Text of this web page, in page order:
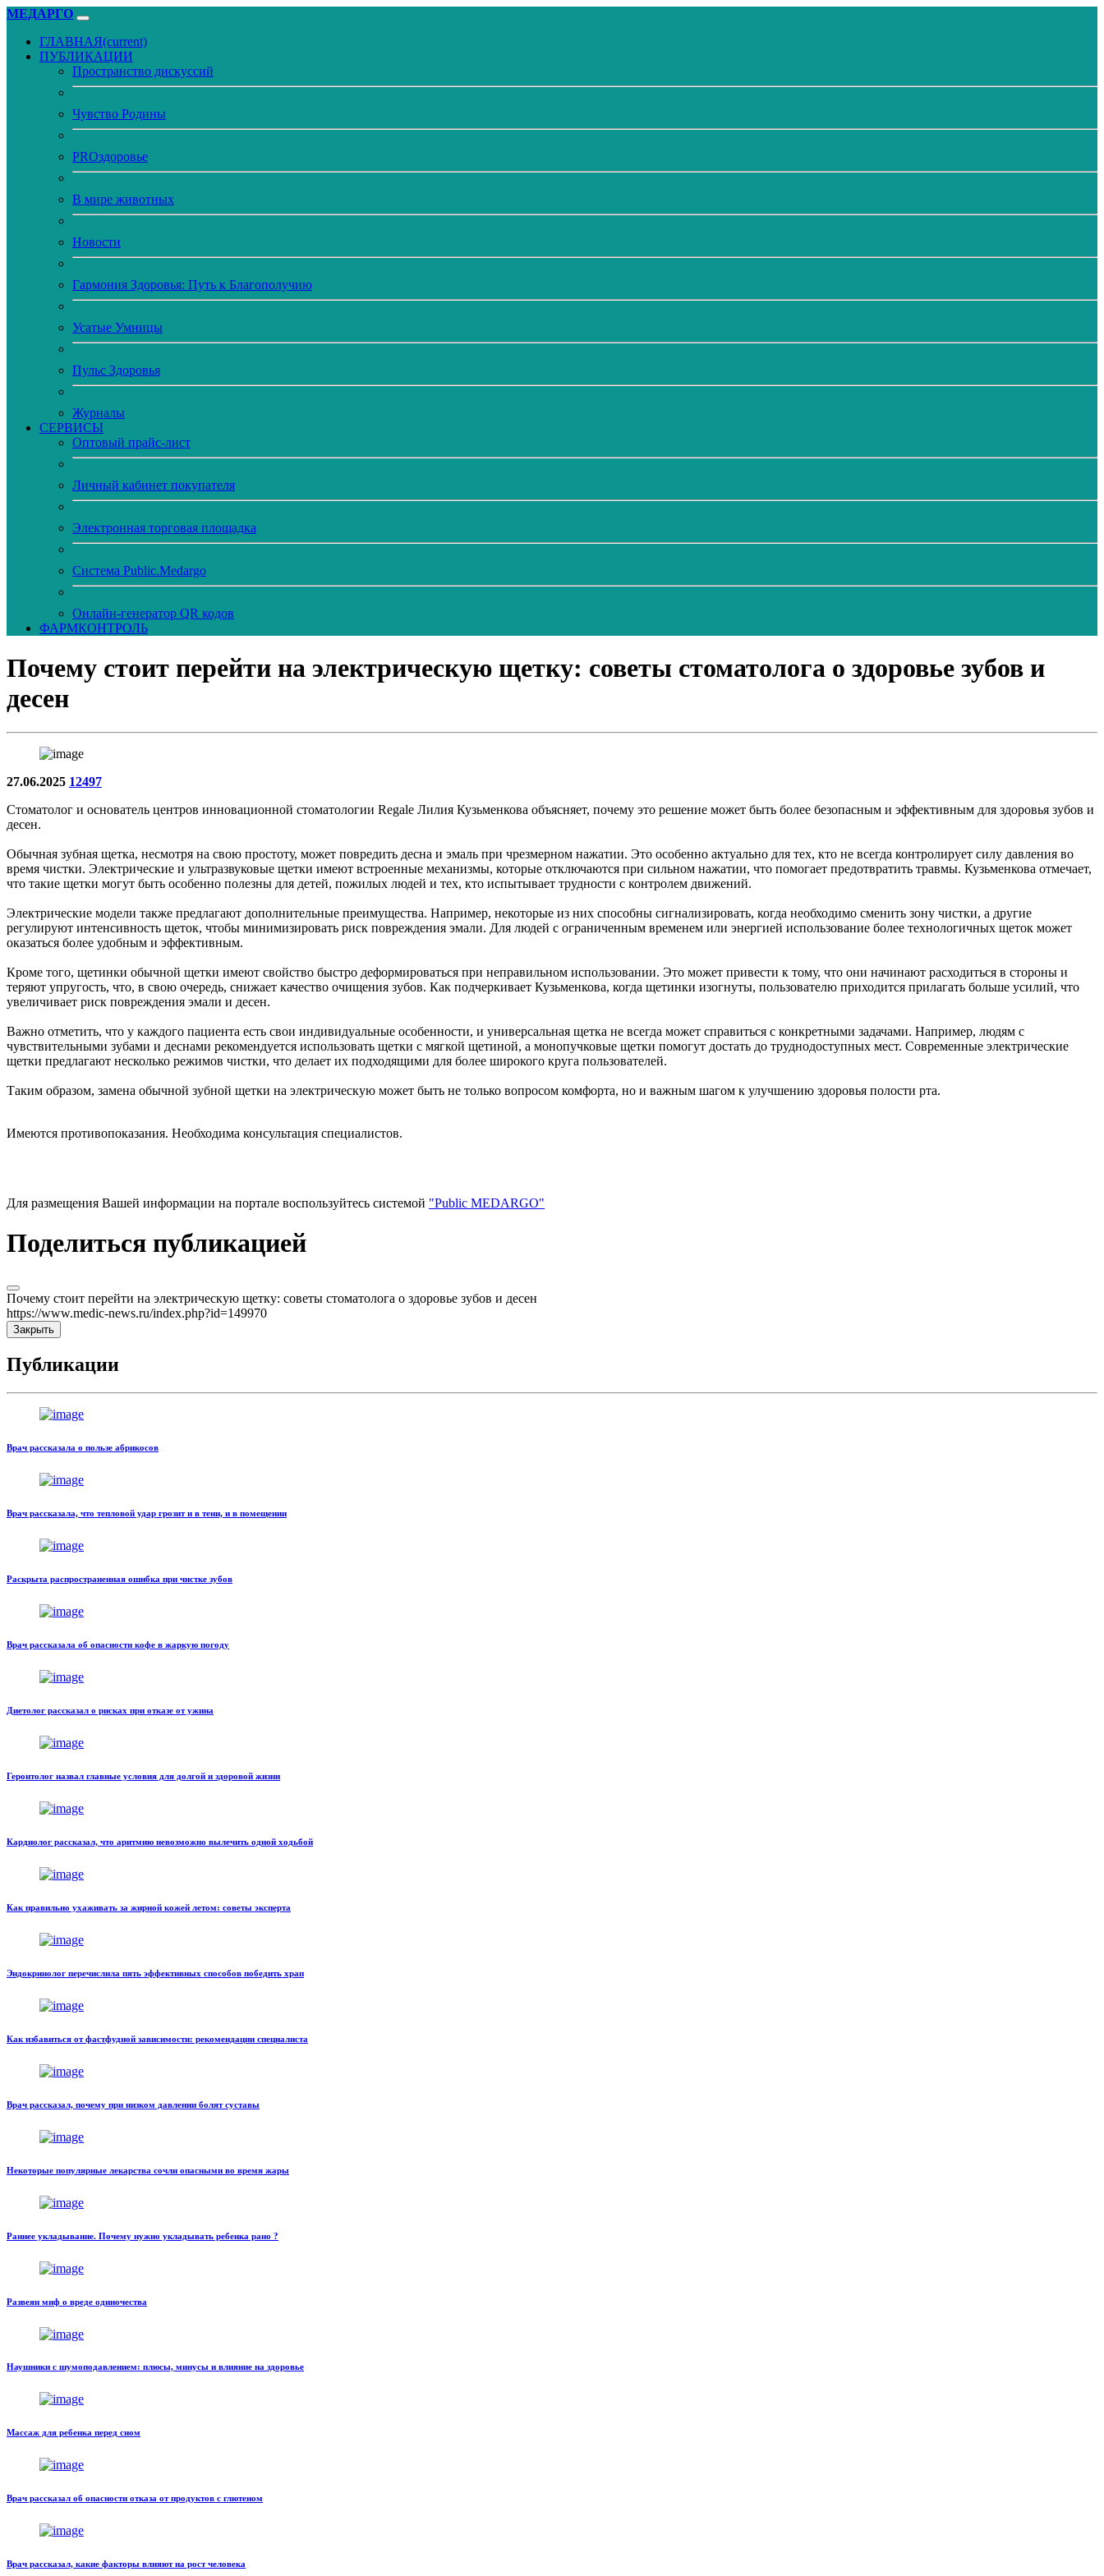
МЕДАРГО
ГЛАВНАЯ(current)
ПУБЛИКАЦИИ
Пространство дискуссий
Чувство Родины
PROздоровье
В мире животных
Новости
Гармония Здоровья: Путь к Благополучию
Усатые Умницы
Пульс Здоровья
Журналы
CЕРВИСЫ
Оптовый прайс-лист
Личный кабинет покупателя
Электронная торговая площадка
Система Public.Medargo
Онлайн-генератор QR кодов
ФАРМКОНТРОЛЬ
Почему стоит перейти на электрическую щетку: советы стоматолога о здоровье зубов и
десен
27.06.2025 12497
Стоматолог и основатель центров инновационной стоматологии Regale Лилия Кузьменкова объясняет, почему это решение может быть более безопасным и эффективным для здоровья зубов и
десен.
Обычная зубная щетка, несмотря на свою простоту, может повредить десна и эмаль при чрезмерном нажатии. Это особенно актуально для тех, кто не всегда контролирует силу давления во
время чистки. Электрические и ультразвуковые щетки имеют встроенные механизмы, которые отключаются при сильном нажатии, что помогает предотвратить травмы. Кузьменкова отмечает,
что такие щетки могут быть особенно полезны для детей, пожилых людей и тех, кто испытывает трудности с контролем движений.
Электрические модели также предлагают дополнительные преимущества. Например, некоторые из них способны сигнализировать, когда необходимо сменить зону чистки, а другие
регулируют интенсивность щеток, чтобы минимизировать риск повреждения эмали. Для людей с ограниченным временем или энергией использование более технологичных щеток может
оказаться более удобным и эффективным.
Кроме того, щетинки обычной щетки имеют свойство быстро деформироваться при неправильном использовании. Это может привести к тому, что они начинают расходиться в стороны и
теряют упругость, что, в свою очередь, снижает качество очищения зубов. Как подчеркивает Кузьменкова, когда щетинки изогнуты, пользователю приходится прилагать больше усилий, что
увеличивает риск повреждения эмали и десен.
Важно отметить, что у каждого пациента есть свои индивидуальные особенности, и универсальная щетка не всегда может справиться с конкретными задачами. Например, людям с
чувствительными зубами и деснами рекомендуется использовать щетки с мягкой щетиной, а монопучковые щетки помогут достать до труднодоступных мест. Современные электрические
щетки предлагают несколько режимов чистки, что делает их подходящими для более широкого круга пользователей.
Таким образом, замена обычной зубной щетки на электрическую может быть не только вопросом комфорта, но и важным шагом к улучшению здоровья полости рта.
Имеются противопоказания. Необходима консультация специалистов.
Для размещения Вашей информации на портале воспользуйтесь системой "Public MEDARGO"
Поделиться публикацией
Почему стоит перейти на электрическую щетку: советы стоматолога о здоровье зубов и десен
https://www.medic-news.ru/index.php?id=149970
Закрыть
Публикации
Врач рассказала о пользе абрикосов
Врач рассказала, что тепловой удар грозит и в тени, и в помещении
Раскрыта распространенная ошибка при чистке зубов
Врач рассказала об опасности кофе в жаркую погоду
Диетолог рассказал о рисках при отказе от ужина
Геронтолог назвал главные условия для долгой и здоровой жизни
Кардиолог рассказал, что аритмию невозможно вылечить одной ходьбой
Как правильно ухаживать за жирной кожей летом: советы эксперта
Эндокринолог перечислила пять эффективных способов победить храп
Как избавиться от фастфудной зависимости: рекомендации специалиста
Врач рассказал, почему при низком давлении болят суставы
Некоторые популярные лекарства сочли опасными во время жары
Раннее укладывание. Почему нужно укладывать ребенка рано ?
Развеян миф о вреде одиночества
Наушники с шумоподавлением: плюсы, минусы и влияние на здоровье
Массаж для ребенка перед сном
Врач рассказал об опасности отказа от продуктов с глютеном
Врач рассказал, какие факторы влияют на рост человека